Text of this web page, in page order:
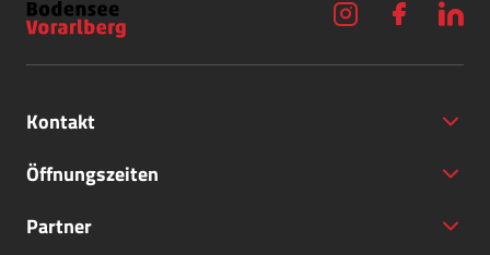
Kontakt
Öffnungszeiten
Partner